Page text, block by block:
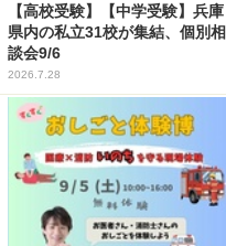
【高校受験】【中学受験】兵庫
県内の私立31校が集結、個別相
談会9/6
2026.7.28